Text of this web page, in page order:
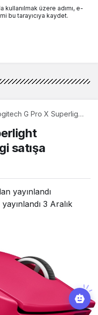
kullanılmak üzere adımı, e-
bu tarayıcıya kaydet.
G Pro X Superlight
sunuldu
satışa
yayınlandı
yayınlandı 3 Aralık